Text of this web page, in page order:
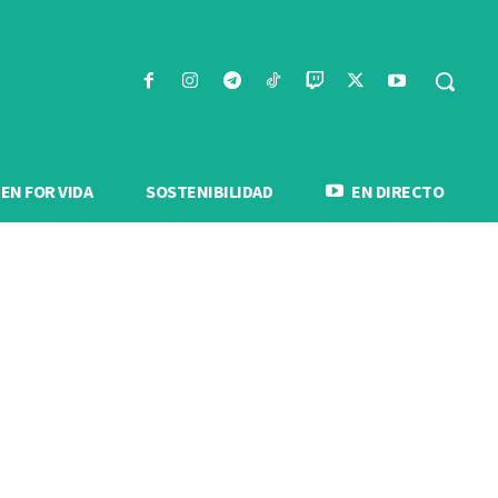
FOR VIDA SOSTENIBILIDAD EN DIRECTO